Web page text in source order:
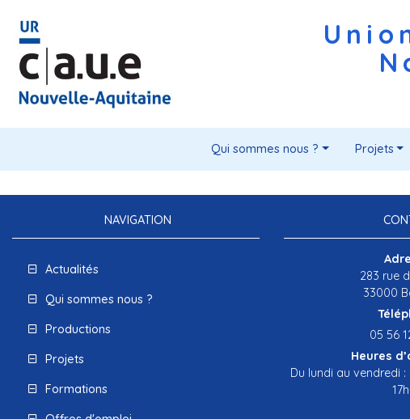
Qui sommes nous ? Projets
NAVIGATION
Actualités
Qui sommes nous ?
Productions
Projets
Formations
283 rue
33000
05 56
Heures
Du lundi au vendredi :